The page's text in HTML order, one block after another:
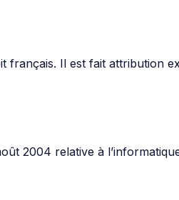
français. Il est fait attribution
2004 relative à